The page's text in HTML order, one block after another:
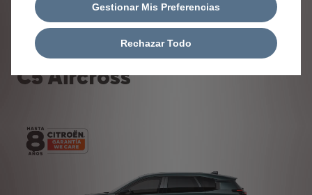
C5 Aircross
Gestionar Mis Preferencias
Rechazar Todo